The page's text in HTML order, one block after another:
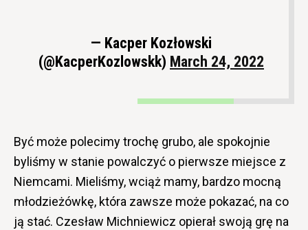
— Kacper Kozłowski
(@KacperKozlowskk) March 24, 2022
Być może polecimy trochę grubo, ale spokojnie
byliśmy w stanie powalczyć o pierwsze miejsce z
Niemcami. Mieliśmy, wciąż mamy, bardzo mocną
młodzieżówkę, która zawsze może pokazać, na co
ją stać. Czesław Michniewicz opierał swoją grę na